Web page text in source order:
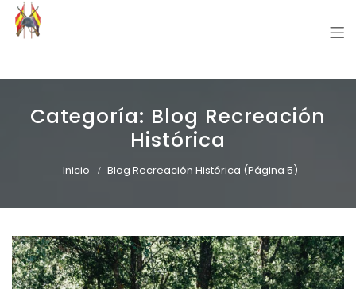
Categoría: Blog Recreación
Histórica
Inicio Blog Recreación Histórica (Página 5)